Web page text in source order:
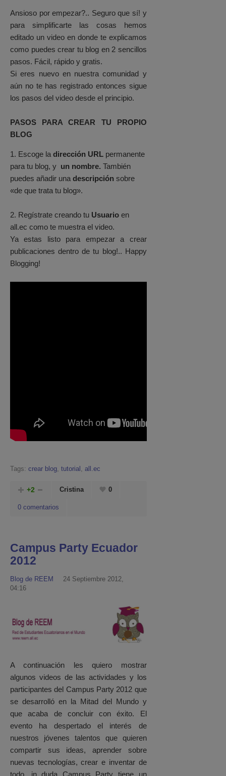
Ansioso por empezar?.. Seguro que sí! y
para simplificarte las cosas hemos
editado un video en donde te explicamos
como puedes crear tu blog en 2 sencillos
pasos. Fácil, rápido y gratis.
Si eres nuevo en nuestra comunidad y
aún no te has registrado entonces sigue
los pasos del video desde el principio.
PASOS PARA CREAR TU PROPIO
BLOG
1. Escoge la dirección URL permanente
para tu blog, y un nombre. También
puedes añadir una descripción sobre
«de que trata tu blog».
2. Regístrate creando tu Usuario en
all.ec como te muestra el video.
Ya estas listo para empezar a crear
publicaciones dentro de tu blog!.. Happy
Blogging!
Tags: crear blog, tutorial , all.ec
+2 Cristina 0
0 comentarios
Campus Party Ecuador
2012
Blog de REEM
24 Septiembre 2012,
04:16
A continuación les quiero mostrar
algunos videos de las actividades y los
participantes del Campus Party 2012 que
se desarrolló en la Mitad del Mundo y
que acaba de concluir con éxito. El
evento ha despertado el interés de
nuestros jóvenes talentos que quieren
compartir sus ideas, aprender sobre
nuevas tecnologías, crear e inventar de